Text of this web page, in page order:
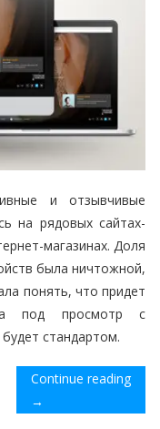
и отзывчивые
на рядовых сайтах-
магазинах. Доля
была ничтожной,
понять, что придет
под просмотр с
стандартом.
Continue reading
→